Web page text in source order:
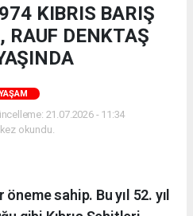
KIBRIS BARIŞ
RAUF DENKTAŞ
21.07.2026 - 11:34
okundu.
sahip. Bu yıl 52. yıl